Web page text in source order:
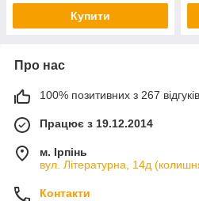
Купити
Про нас
100% позитивних з 267
Працює з 19.12.2014
м. Ірпінь
вул. Літературна, 14д
Контакти